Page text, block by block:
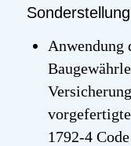
Anwendung
1792-4 Code